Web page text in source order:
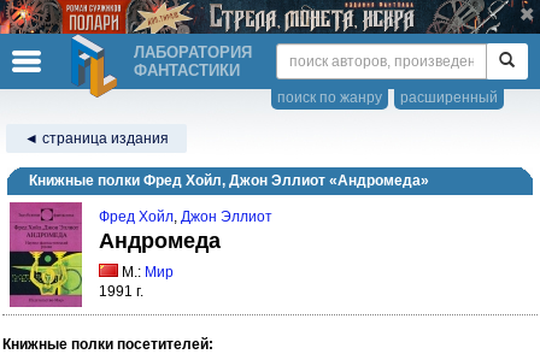
ЛАБОРАТОРИЯ
ФАНТАСТИКИ
расширенный
поиск по жанру
◄ страница издания
Книжные полки Фред Хойл, Джон Эллиот «Андромеда»
Фред Хойл, Джон Эллиот
Андромеда
М.: Мир
1991 г.
Книжные полки посетителей: